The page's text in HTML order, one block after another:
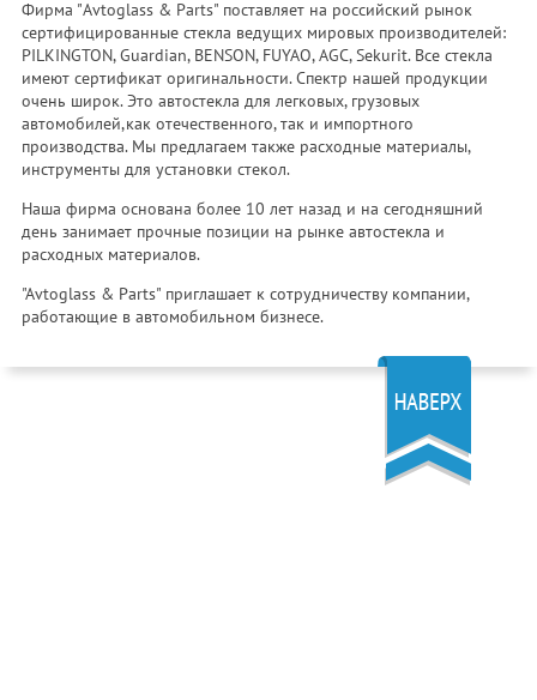
Фирма "Avtoglass & Parts" поставляет на российский рынок
сертифицированные стекла ведущих мировых производителей:
PILKINGTON, Guardian, BENSON, FUYAO, AGC, Sekurit. Все стекла
имеют сертификат оригинальности. Спектр нашей продукции
очень широк. Это автостекла для легковых, грузовых
автомобилей,как отечественного, так и импортного
производства. Мы предлагаем также расходные материалы,
инструменты для установки стекол.
Наша фирма основана более 10 лет назад и на сегодняшний
день занимает прочные позиции на рынке автостекла и
расходных материалов.
"Avtoglass & Parts" приглашает к сотрудничеству компании,
работающие в автомобильном бизнесе.